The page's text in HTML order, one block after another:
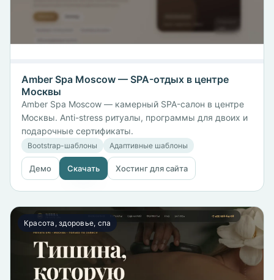
Amber Spa Moscow — SPA-отдых в центре
Москвы
Amber Spa Moscow — камерный SPA-салон в центре
Москвы. Anti-stress ритуалы, программы для двоих и
подарочные сертификаты.
Bootstrap-шаблоны Адаптивные шаблоны
Демо Скачать Хостинг для сайта
Красота, здоровье, спа